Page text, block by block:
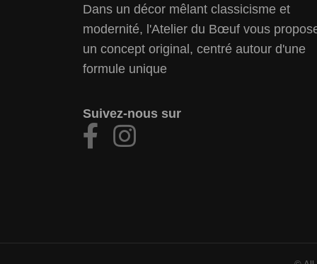
Dans un décor mêlant classicisme et
modernité, l'Atelier du Bœuf vous
un concept original, centré autour d'une
formule unique
Suivez-nous sur